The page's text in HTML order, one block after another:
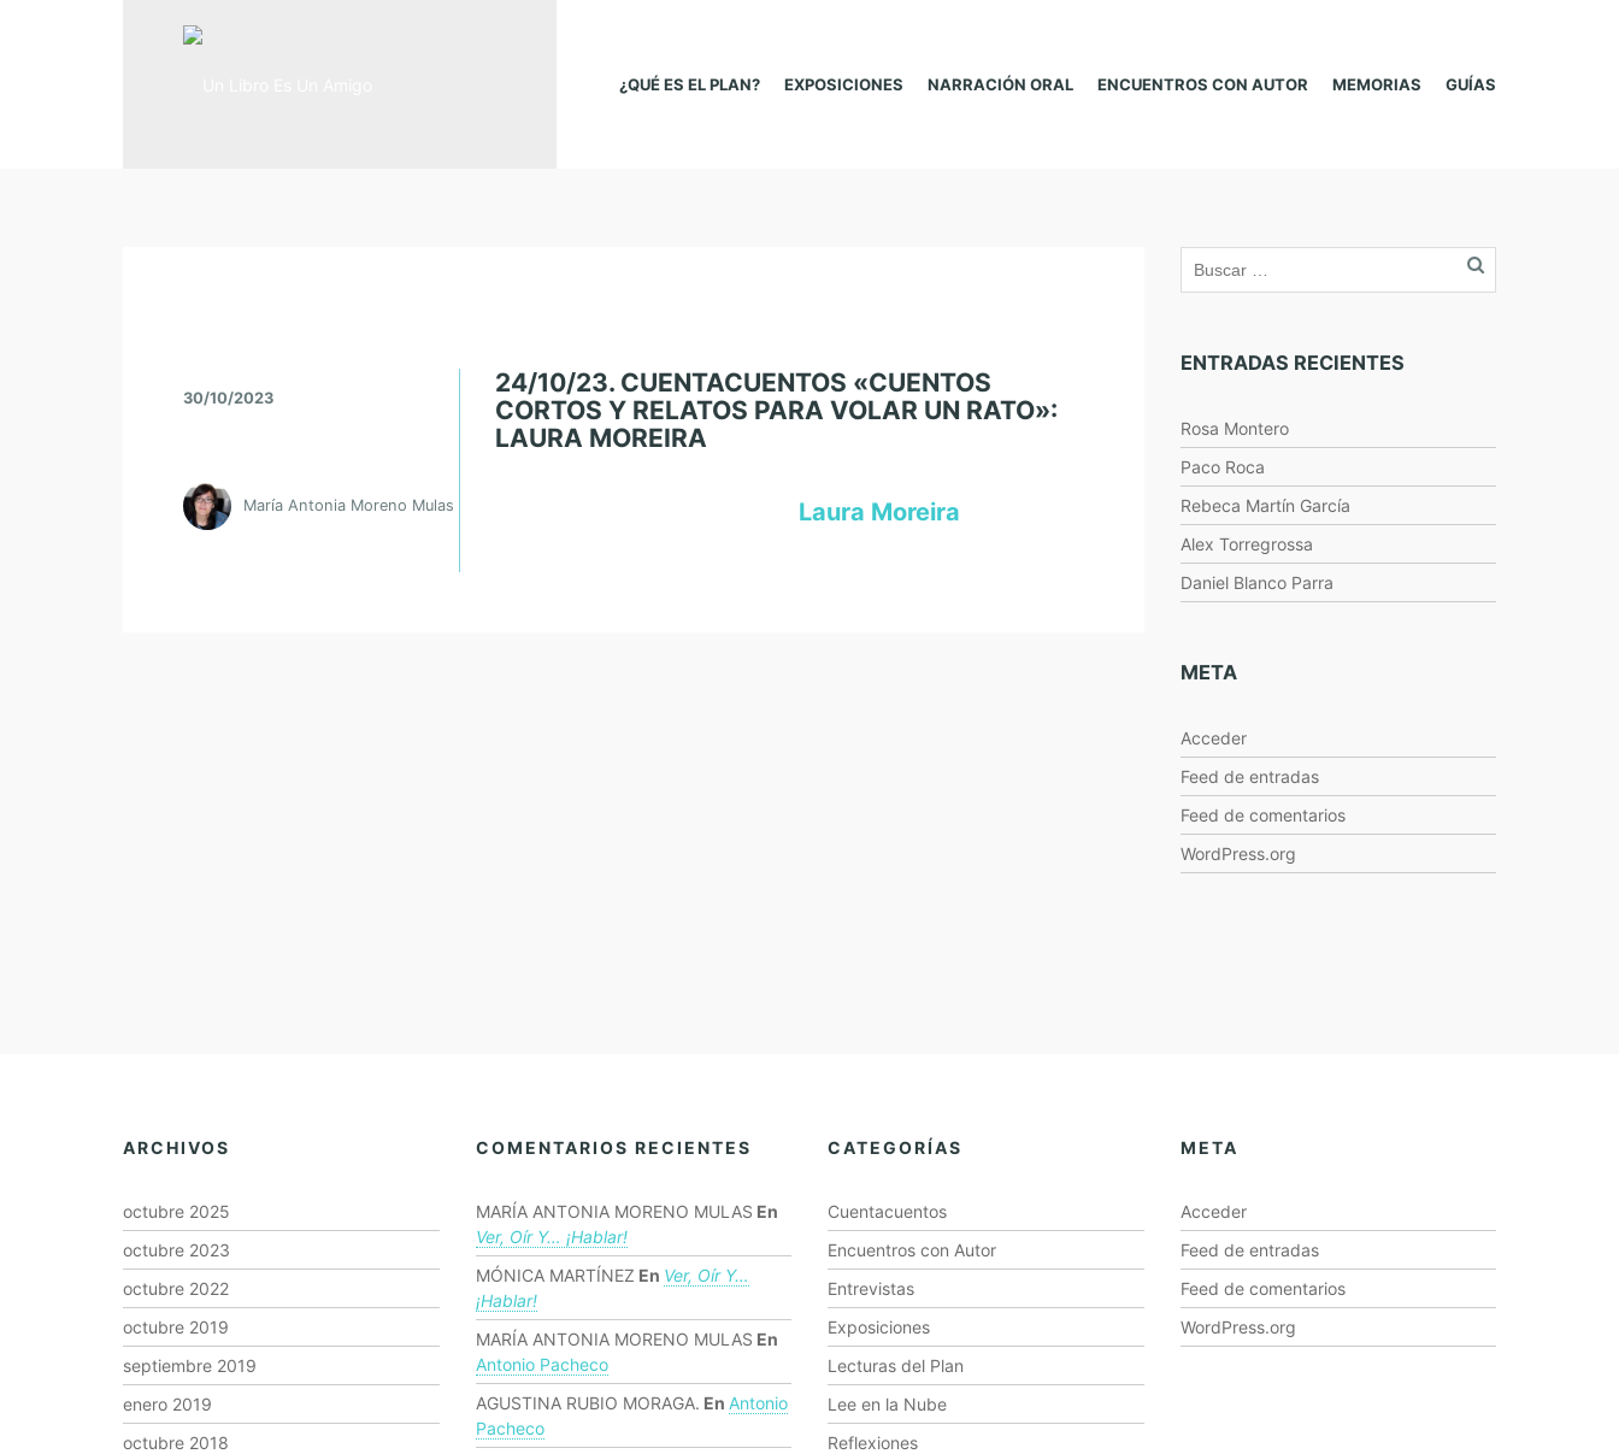
¿QUÉ ES EL PLAN? EXPOSICIONES NARRACIÓN ORAL ENCUENTROS CON AUTOR MEMORIAS GUÍAS
24/10/23. CUENTACUENTOS «CUENTOS
CORTOS Y RELATOS PARA VOLAR UN RATO»:
LAURA MOREIRA
Laura Moreira
30/10/2023
María Antonia Moreno Mulas
ENTRADAS RECIENTES
Rosa Montero
Paco Roca
Rebeca Martín García
Alex Torregrossa
Daniel Blanco Parra
META
Acceder
Feed de entradas
Feed de comentarios
WordPress.org
ARCHIVOS
octubre 2025
octubre 2023
octubre 2022
octubre 2019
septiembre 2019
enero 2019
octubre 2018
COMENTARIOS RECIENTES
MARÍA ANTONIA MORENO MULAS En
Ver, Oír Y… ¡hablar!
MÓNICA MARTÍNEZ En Ver, Oír Y…
¡hablar!
MARÍA ANTONIA MORENO MULAS En
Antonio Pacheco
AGUSTINA RUBIO MORAGA. En Antonio
Pacheco
CATEGORÍAS
Cuentacuentos
Encuentros con Autor
Entrevistas
Exposiciones
Lecturas del Plan
Lee en la Nube
Reflexiones
META
Acceder
Feed de entradas
Feed de comentarios
WordPress.org